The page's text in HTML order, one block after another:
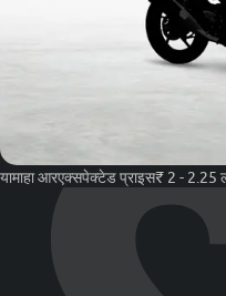
यामाहा आरएक्सपेक्टेड प्राइस₹ 2 - 2.25